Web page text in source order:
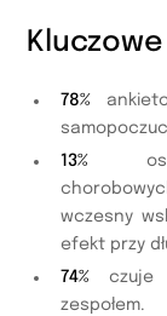
78%
13%
wczesny
efekt przy
74% czuje